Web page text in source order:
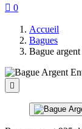
 0
Accueil
Bagues
Bague
